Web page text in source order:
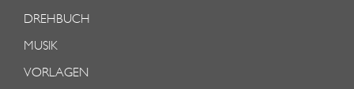
DREHBUCH
MUSIK
VORLAGEN